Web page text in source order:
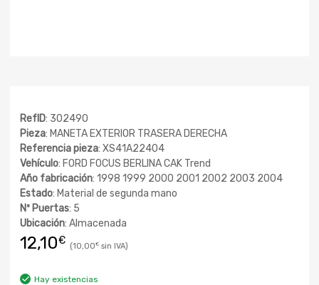
RefID: 302490
Pieza: MANETA EXTERIOR TRASERA DERECHA
Referencia pieza: XS41A22404
Vehículo: FORD FOCUS BERLINA CAK Trend
Año fabricación: 1998 1999 2000 2001 2002 2003 2004
Estado: Material de segunda mano
Nº Puertas: 5
Ubicación: Almacenada
12,10€ 10,00€
Hay existencias